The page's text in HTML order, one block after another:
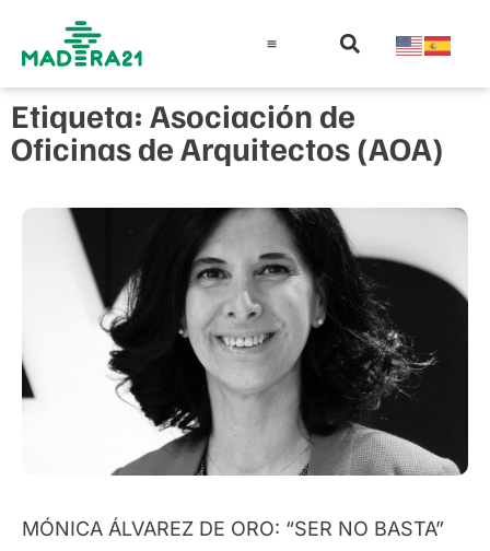
Etiqueta: Asociación de
Oficinas de Arquitectos (AOA)
MÓNICA ÁLVAREZ DE ORO: “SER NO BASTA”